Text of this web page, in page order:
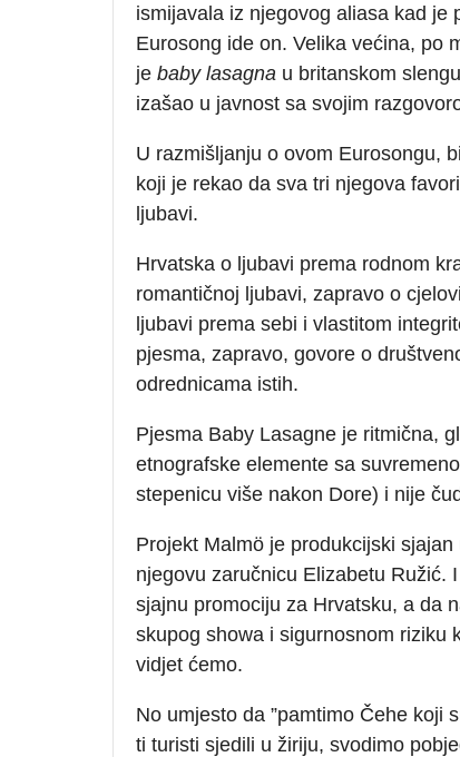
ismijavala iz njegovog aliasa kad je
Eurosong ide on. Velika većina, po
je baby lasagna u britanskom
izašao u javnost sa svojim
U razmišljanju o ovom Eurosongu,
koji je rekao da sva tri njegova
ljubavi.
Hrvatska o ljubavi prema rodnom
romantičnoj ljubavi, zapravo o
ljubavi prema sebi i vlastitom
pjesma, zapravo, govore o
odrednicama istih.
Pjesma Baby Lasagne je ritmična,
etnografske elemente sa
stepenicu više nakon Dore) i nije
Projekt Malmö je produkcijski
njegovu zaručnicu Elizabetu Ružić.
sjajnu promociju za Hrvatsku, a da
skupog showa i sigurnosnom riziku
vidjet ćemo.
No umjesto da ”pamtimo Čehe koji
ti turisti sjedili u žiriju, svodimo